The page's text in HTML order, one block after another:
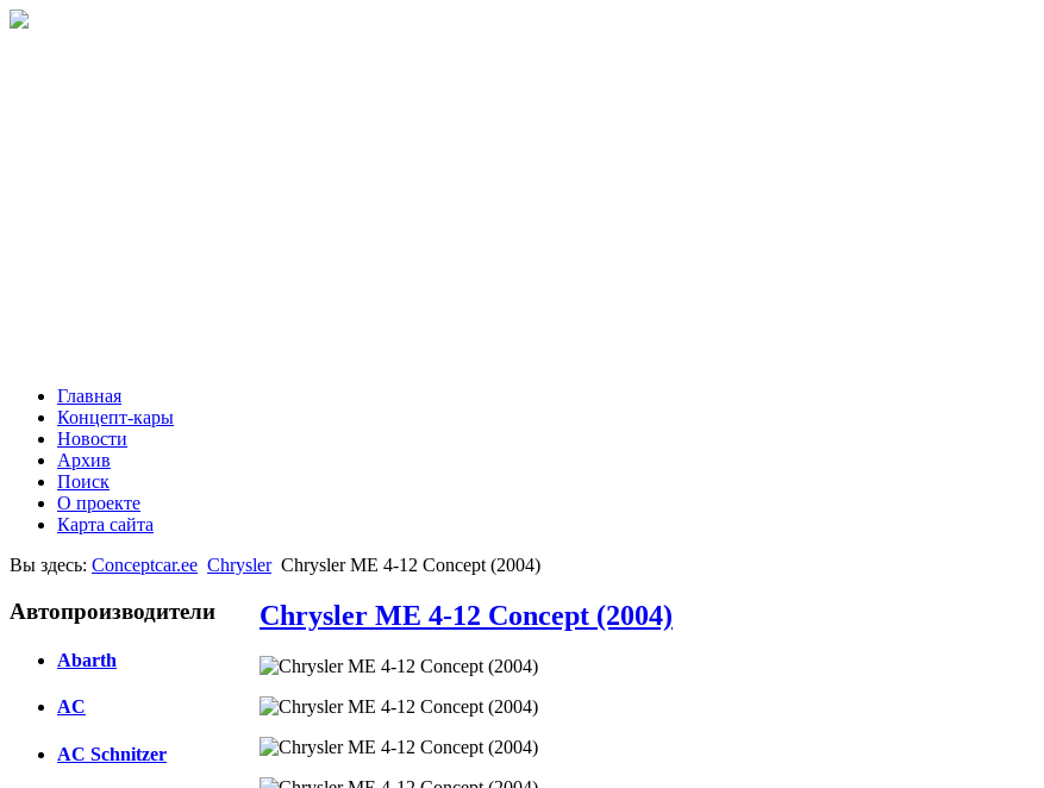
Главная
Концепт-кары
Новости
Архив
Поиск
О проекте
Карта сайта
Вы здесь: Conceptcar.ee Chrysler Chrysler ME 4-12 Concept (2004)
Автопроизводители
Abarth
AC
AC Schnitzer
Chrysler ME 4-12 Concept (2004)